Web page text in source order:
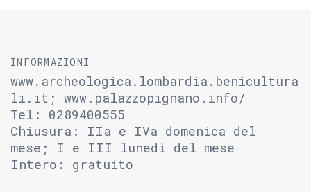
INFORMAZIONI
www.archeologica.lombardia.benicultura
li.it; www.palazzopignano.info/
Tel: 0289400555
Chiusura: IIa e IVa domenica del
mese; I e III lunedì del mese
Intero: gratuito